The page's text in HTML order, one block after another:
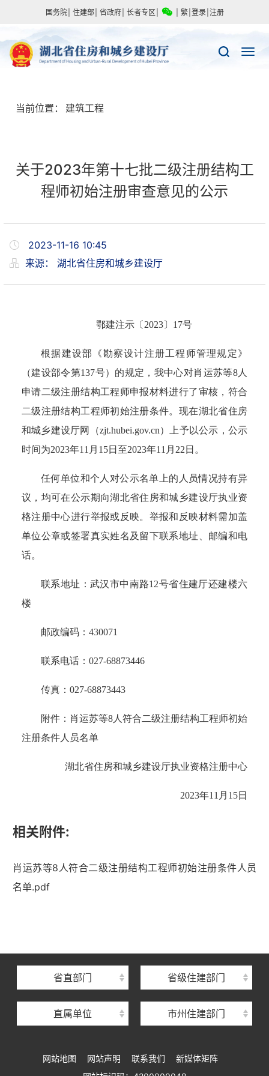
国务院 住建部 省政府 长者专区 繁 登录 注册
当前位置： 建筑工程
关于2023年第十七批二级注册结构工
程师初始注册审查意见的公示
2023-11-16 10:45
来源： 湖北省住房和城乡建设厅
鄂建注示〔 2023〕 17号
根据建设部《勘察设计注册工程师管理规定》
（建设部令第137号）的规定，我中心对肖运苏等8人
申请二级注册结构工程师申报材料进行了审核，符合
二级注册结构工程师初始注册条件。现在湖北省住房
和城乡建设厅网（zjt.hubei.gov.cn）
上予以公示，公示
时间为2023年11 月 15日至2023年11 月 22 日。
任何单位和个人对公示名单上的人员情况持有异
议，均可在公示期向湖北省住房和城乡建设厅执业资
格注册中心进行举报或反映。举报和反映材料需加盖
单位公章或签署真实姓名及留下联系地址、邮编和电
话。
联系地址：武汉市中南路12号省住建厅还建楼六
楼
邮政编码：430071
联系电话： 027-68873446
传真： 027-68873443
附件： 肖运苏等8 人符合二级注册结构工程师初始
注册条件人员名单
湖北省住房和城乡建设厅执业资格注册中心
2023年11 月 15日
相关附件:
肖运苏等8人符合二级注册结构工程师初始注册条件人员
名单.pdf
省直部门 省级住建部门
直属单位
湖北省住房保障中心
湖北省建设工程质量安全监督总站
湖北省建设工程标准定额管理总站
湖北省住建厅执业资格注册中心
市州住建部门
网站地图 网站声明 联系我们
新媒体矩阵